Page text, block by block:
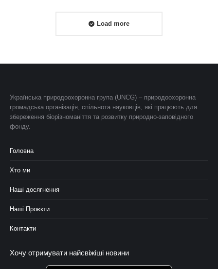
Load more
Українська природоохоронна група (UNCG) – природоохоронна
громадська організація, спільнота науковців, які працюють для
збереження біорізноманіття та розвитку природно-заповідного
фонду.
Головна
Хто ми
Наші досягнення
Наші Проєкти
Контакти
Хочу отримувати найсвіжіші новини